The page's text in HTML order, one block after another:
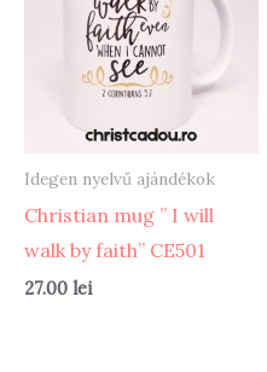
Idegen nyelvű ajándékok
Christian mug ” I will
walk by faith” CE501
27.00 lei